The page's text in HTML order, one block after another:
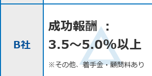
B社
成功報酬 ：
3.5〜5.0%以上
※その他、着手金・顧問料あり